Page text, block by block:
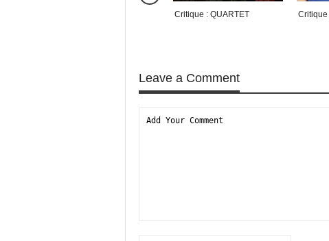
Critique : QUARTET Critique
Leave a Comment